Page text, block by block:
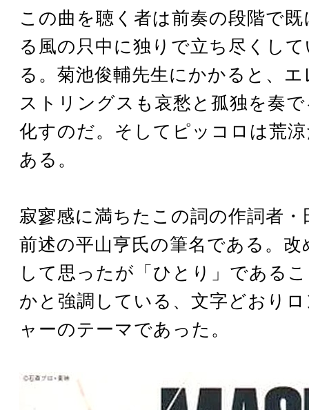
この曲を聴く者は前奏の段階で
る風の只中に独りで立ち尽くし
る。菊池俊輔先生にかかると、
ストリングスも哀愁と孤独を奏
化すのだ。そしてピッコロは荒
ある。
寂寥感に満ちたこの詞の作詞者
前述の平山亨氏の筆名である。改
して思ったが「ひとり」である
かと強調している、文字どおり
ャーのテーマであった。